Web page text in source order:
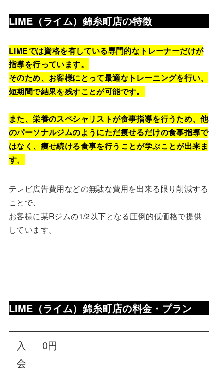
LIME（ライム）錦糸町店の特徴
LiMEでは資格を有している専門的なトレーナーだけが
指導を行っています。
そのため、お客様にとって最適なトレーニングを行い、
短期間で結果を残すことが可能です。
また、栄養のスペシャリストが食事指導を行うため、他
のパーソナルジムのようにただ痩せるだけの食事指導で
はなく、痩せ続ける食事を行うことが学ぶことが出来ま
す。
テレビ広告費用などの無駄な費用を出来る限り削減する
ことで、
お客様に某Rジムの1/2以下となる圧倒的低価格で提供
しています。
LIME（ライム）錦糸町店の料金・プラン
入
会
0円